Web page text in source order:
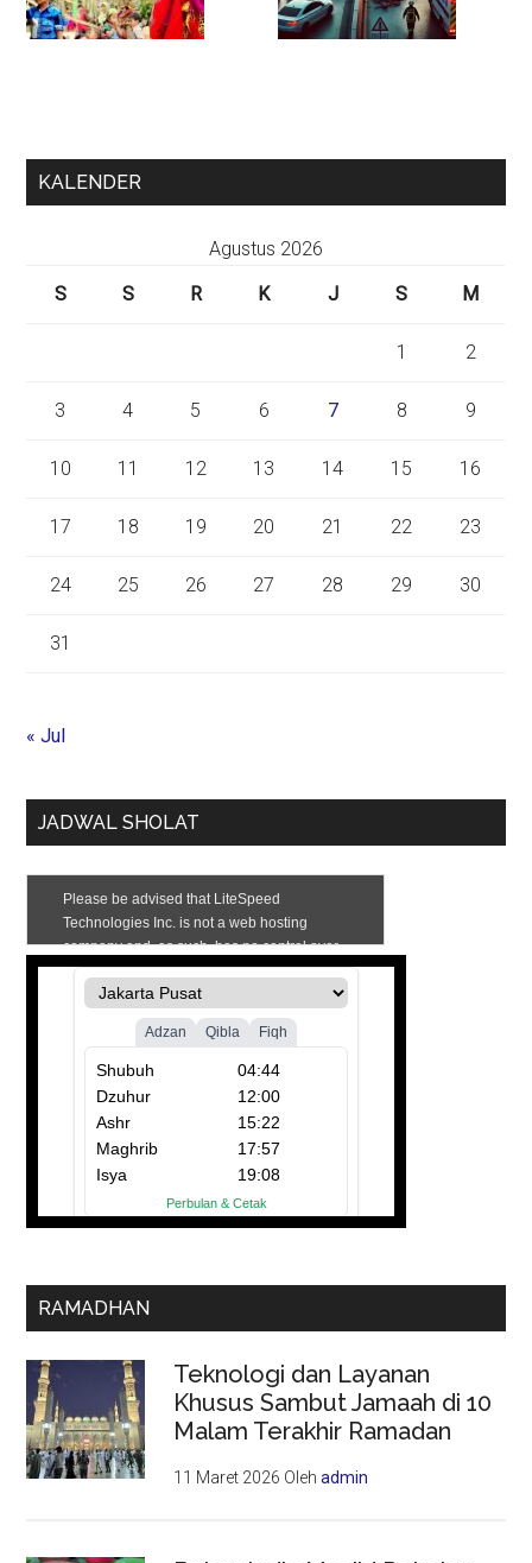
KALENDER
Agustus 2026
S
S R K J S M
1 2
3 4 5 6 7 8 9
10 11 12 13 14 15 16
17 18 19 20 21 22 23
24 25 26 27 28 29 30
31
« Jul
JADWAL SHOLAT
RAMADHAN
Teknologi dan Layanan
Khusus Sambut Jamaah di 10
Malam Terakhir Ramadan
11 Maret 2026 Olehadmin